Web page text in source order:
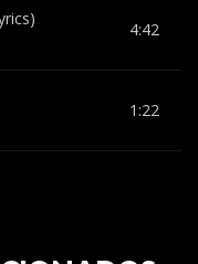
4:42
1:22